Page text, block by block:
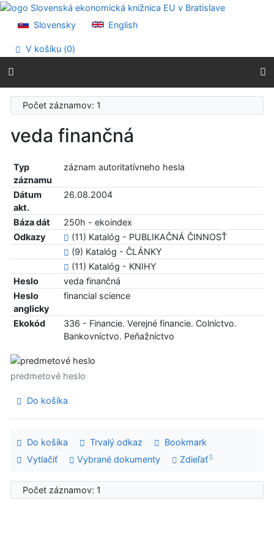
Prejsť na obsah
Prehlásenie o webovej prístupnosti
Slovensky English
V košíku (0)
Počet záznamov: 1
veda finančná
Typ
záznamu
záznam autoritatívneho hesla
Dátum
akt.
26.08.2004
Báza dát
250h - ekoindex
Odkazy
(11) Katalóg - PUBLIKAČNÁ ČINNOSŤ
(9) Katalóg - ČLÁNKY
(11) Katalóg - KNIHY
Heslo
veda finančná
Heslo
anglicky
financial science
Ekokód
336 - Financie. Verejné financie. Colníctvo.
Bankovníctvo. Peňažníctvo
predmetové heslo
Do košíka
Do košíka Trvalý odkaz
Bookmark
Vytlačiť
Vybrané dokumenty Zdieľať
Počet záznamov: 1